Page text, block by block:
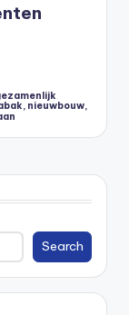
, nieuwbouw,
Search